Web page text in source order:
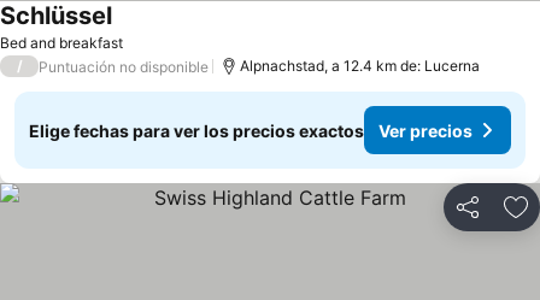
Bed and breakfast
Schlüssel
/ Puntuación no disponible Alpnachstad, a 12.4 km de: Lucerna
Elige fechas para ver los precios exactos Ver precios
Compartir